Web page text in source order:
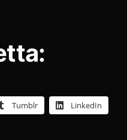
Tumblr LinkedIn